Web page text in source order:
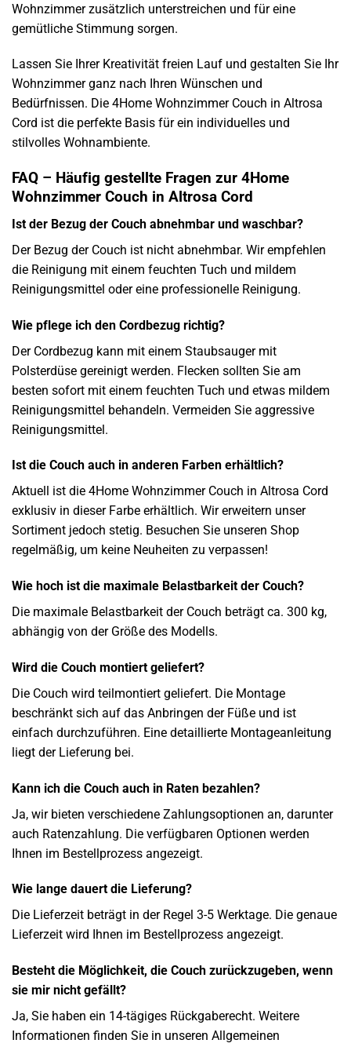
Wohnzimmer zusätzlich unterstreichen und für eine
gemütliche Stimmung sorgen.
Lassen Sie Ihrer Kreativität freien Lauf und gestalten Sie Ihr
Wohnzimmer ganz nach Ihren Wünschen und
Bedürfnissen. Die 4Home Wohnzimmer Couch in Altrosa
Cord ist die perfekte Basis für ein individuelles und
stilvolles Wohnambiente.
FAQ – Häufig gestellte Fragen zur 4Home
Wohnzimmer Couch in Altrosa Cord
Ist der Bezug der Couch abnehmbar und waschbar?
Der Bezug der Couch ist nicht abnehmbar. Wir empfehlen
die Reinigung mit einem feuchten Tuch und mildem
Reinigungsmittel oder eine professionelle Reinigung.
Wie pflege ich den Cordbezug richtig?
Der Cordbezug kann mit einem Staubsauger mit
Polsterdüse gereinigt werden. Flecken sollten Sie am
besten sofort mit einem feuchten Tuch und etwas mildem
Reinigungsmittel behandeln. Vermeiden Sie aggressive
Reinigungsmittel.
Ist die Couch auch in anderen Farben erhältlich?
Aktuell ist die 4Home Wohnzimmer Couch in Altrosa Cord
exklusiv in dieser Farbe erhältlich. Wir erweitern unser
Sortiment jedoch stetig. Besuchen Sie unseren Shop
regelmäßig, um keine Neuheiten zu verpassen!
Wie hoch ist die maximale Belastbarkeit der Couch?
Die maximale Belastbarkeit der Couch beträgt ca. 300 kg,
abhängig von der Größe des Modells.
Wird die Couch montiert geliefert?
Die Couch wird teilmontiert geliefert. Die Montage
beschränkt sich auf das Anbringen der Füße und ist
einfach durchzuführen. Eine detaillierte Montageanleitung
liegt der Lieferung bei.
Kann ich die Couch auch in Raten bezahlen?
Ja, wir bieten verschiedene Zahlungsoptionen an, darunter
auch Ratenzahlung. Die verfügbaren Optionen werden
Ihnen im Bestellprozess angezeigt.
Wie lange dauert die Lieferung?
Die Lieferzeit beträgt in der Regel 3-5 Werktage. Die genaue
Lieferzeit wird Ihnen im Bestellprozess angezeigt.
Besteht die Möglichkeit, die Couch zurückzugeben, wenn
sie mir nicht gefällt?
Ja, Sie haben ein 14-tägiges Rückgaberecht. Weitere
Informationen finden Sie in unseren Allgemeinen